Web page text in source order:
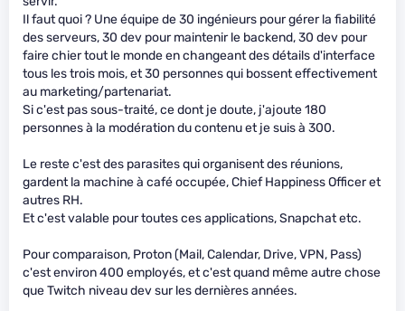
Il faut quoi ? Une équipe de 30 ingénieurs pour gérer la fiabilité
des serveurs, 30 dev pour maintenir le backend, 30 dev pour
faire chier tout le monde en changeant des détails d'interface
tous les trois mois, et 30 personnes qui bossent effectivement
au marketing/partenariat.
Si c'est pas sous-traité, ce dont je doute, j'ajoute 180
personnes à la modération du contenu et je suis à 300.
Le reste c'est des parasites qui organisent des réunions,
gardent la machine à café occupée, Chief Happiness Officer et
autres RH.
Et c'est valable pour toutes ces applications, Snapchat etc.
Pour comparaison, Proton (Mail, Calendar, Drive, VPN, Pass)
c'est environ 400 employés, et c'est quand même autre chose
que Twitch niveau dev sur les dernières années.